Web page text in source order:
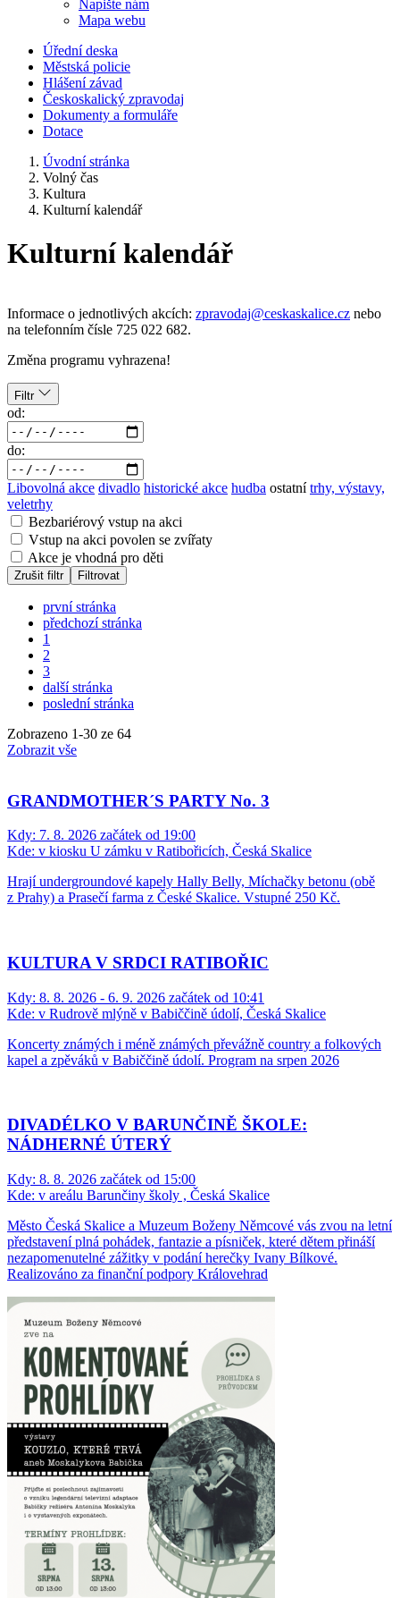
Napište nám
Mapa webu
Úřední deska
Městská policie
Hlášení závad
Českoskalický zpravodaj
Dokumenty a formuláře
Dotace
Úvodní stránka
Volný čas
Kultura
Kulturní kalendář
Kulturní kalendář
Informace o jednotlivých akcích: zpravodaj@ceskaskalice.cz nebo
na telefonním čísle 725 022 682.
Změna programu vyhrazena!
Filtr
od:
do:
Libovolná akce divadlo historické akce hudba ostatní trhy, výstavy,
veletrhy
Bezbariérový vstup na akci
Vstup na akci povolen se zvířaty
Akce je vhodná pro děti
Zrušit filtr Filtrovat
první stránka
předchozí stránka
1
2
3
další stránka
poslední stránka
Zobrazeno 1-30 ze 64
Zobrazit vše
GRANDMOTHER´S PARTY No. 3
Kdy: 7. 8. 2026 začátek od 19:00
Kde: v kiosku U zámku v Ratibořicích, Česká Skalice
Hrají undergroundové kapely Hally Belly, Míchačky betonu (obě
z Prahy) a Prasečí farma z České Skalice. Vstupné 250 Kč.
KULTURA V SRDCI RATIBOŘIC
Kdy: 8. 8. 2026 - 6. 9. 2026 začátek od 10:41
Kde: v Rudrově mlýně v Babiččině údolí, Česká Skalice
Koncerty známých i méně známých převážně country a folkových
kapel a zpěváků v Babiččině údolí. Program na srpen 2026
DIVADÉLKO V BARUNČINĚ ŠKOLE:
NÁDHERNÉ ÚTERÝ
Kdy: 8. 8. 2026 začátek od 15:00
Kde: v areálu Barunčiny školy , Česká Skalice
Město Česká Skalice a Muzeum Boženy Němcové vás zvou na letní
představení plná pohádek, fantazie a písniček, které dětem přináší
nezapomenutelné zážitky v podání herečky Ivany Bílkové.
Realizováno za finanční podpory Královehrad